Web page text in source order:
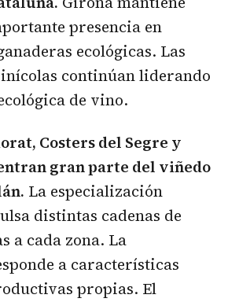
presencia en
ecológicas. Las
continúan liderando
de vino.
Costers del Segre y
gran parte del viñedo
La especialización
distintas cadenas de
a cada zona. La
a características
propias. El